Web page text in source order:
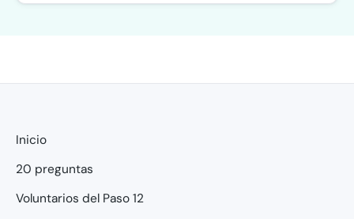
Inicio
20 preguntas
Voluntarios del Paso 12